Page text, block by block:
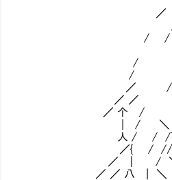
／ ／
／
/ /
＼＿
/ ｜＿ }､ ﾄ | | | Λ
/ ／| | ＼ | |
／ / ∧|＼| ＼|＼l l
／ ／ |.,斗ｬ冬ミ
／ 个 / |＼乂:::::て
| / ＼ 八 〃
人 / / /＼ ＼
／{ / /∧ ｀¨¨¨´
／ ｜ / ＼＼_＼
／ ／ 八 | ＼